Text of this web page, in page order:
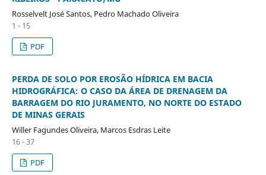
Rosselvelt José Santos, Pedro Machado Oliveira
1 - 15
PDF
PERDA DE SOLO POR EROSÃO HÍDRICA EM BACIA
HIDROGRÁFICA: O CASO DA ÁREA DE DRENAGEM DA
BARRAGEM DO RIO JURAMENTO, NO NORTE DO ESTADO
DE MINAS GERAIS
Willer Fagundes Oliveira, Marcos Esdras Leite
16 - 37
PDF